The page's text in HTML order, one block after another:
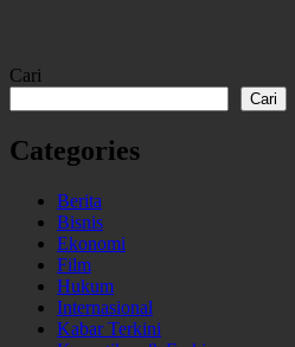
Cari
Cari
Categories
Berita
Bisnis
Ekonomi
Film
Hukum
Internasional
Kabar Terkini